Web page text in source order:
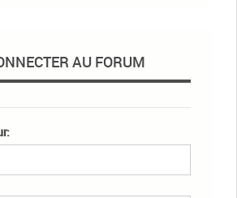
AU FORUM